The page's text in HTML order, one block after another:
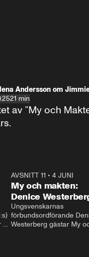
Andersson om
21 min
av ”My och
AVSNITT 11 •4 JUNI
My och makten:
Denice
Ungsvenskarnas
förbundsordförande
Westerberg gästar My